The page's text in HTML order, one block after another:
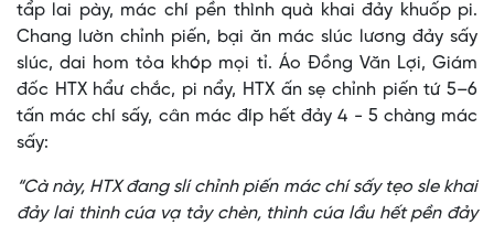
tẩp lai pày, mác chí pền thình quà khai đảy khuốp pi.
Chang lườn chỉnh piến, bại ăn mác slúc lương đảy sấy
slúc, dai hom tỏa khóp mọi tỉ. Áo Đồng Văn Lợi, Giám
đốc HTX hẩư chắc, pi nẩy, HTX ấn sẹ chỉnh piến tứ 5–6
tấn mác chí sấy, cân mác đíp hết đảy 4 - 5 chàng mác
sấy:
“Cà này, HTX đang slí chỉnh piến mác chí sấy tẹo sle khai
đảy lai thình cúa vạ tảy chèn, thình cúa lầu hết pền đảy